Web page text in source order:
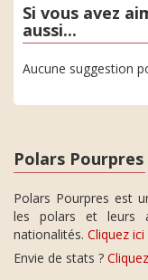
Si vous avez
aussi...
Aucune suggestion
Polars Pourpres
Polars Pourpres est
les polars et leurs
nationalités. Cliquez ici
Envie de stats ?